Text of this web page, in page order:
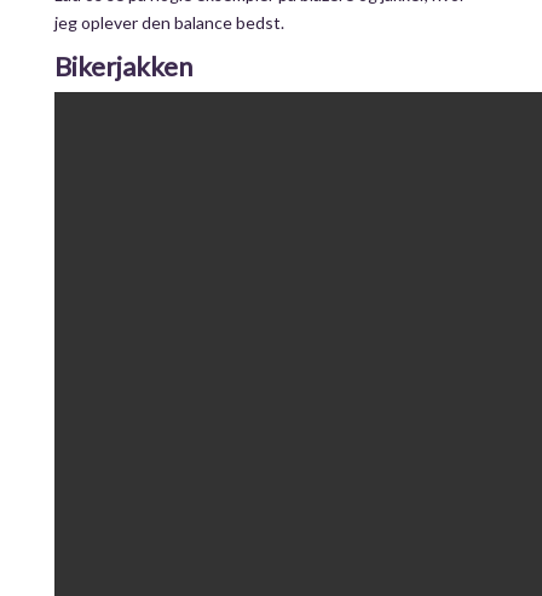
jeg oplever den balance bedst.
Bikerjakken